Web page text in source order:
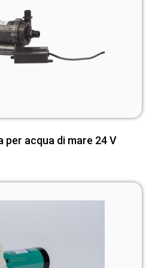
per acqua di mare 24 V